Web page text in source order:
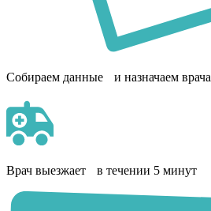
Собираем данные и назначаем врача
Врач выезжает в течении 5 минут